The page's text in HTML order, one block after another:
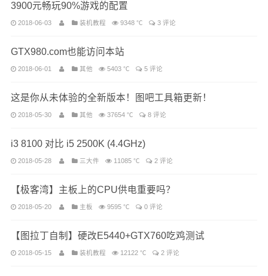
3900元畅玩90%游戏的配置
2018-06-03 装机教程 9348 ℃ 3 评论
GTX980.com也能访问本站
2018-06-01 其他 5403 ℃ 5 评论
这是你从未体验的全新版本！图吧工具箱更新！
2018-05-30 其他 37654 ℃ 8 评论
i3 8100 对比 i5 2500K (4.4GHz)
2018-05-28 三大件 11085 ℃ 2 评论
【极客湾】主板上的CPU供电重要吗？
2018-05-20 主板 9595 ℃ 0 评论
【图拉丁自制】硬改E5440+GTX760吃鸡测试
2018-05-15 装机教程 12122 ℃ 2 评论